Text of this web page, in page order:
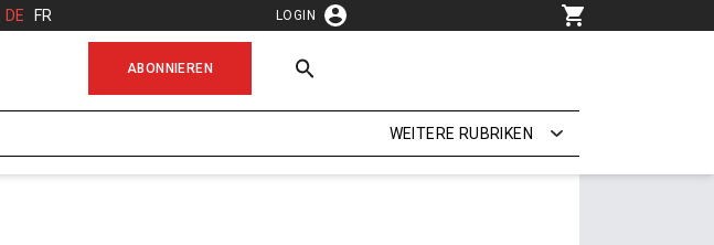
DE FR LOGIN
ABONNIEREN
WEITERE RUBRIKEN